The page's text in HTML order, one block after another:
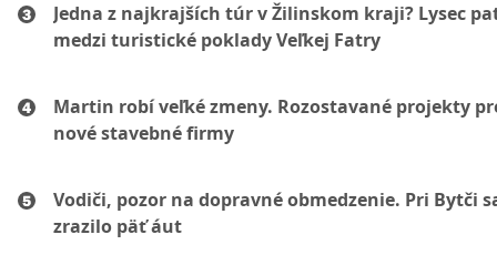
Jedna z najkrajších túr v Žilinskom kraji? Lysec
medzi turistické poklady Veľkej Fatry
Martin robí veľké zmeny. Rozostavané projekty
nové stavebné firmy
Vodiči, pozor na dopravné obmedzenie. Pri Bytči
zrazilo päť áut